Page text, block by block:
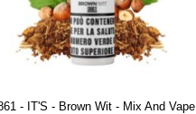
Anteprima
- IT'S - Brown Wit - Mix And Vape